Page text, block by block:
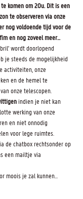
komen om 20u. Dit is een
te observeren via onze
nog voldoende tijd voor de
en nog zoveel meer...
wordt doorlopend
je steeds de mogelijkheid
activiteiten, onze
en de hemel te
onze telescopen.
indien je niet kan
werking van onze
en niet onnodig
voor lege ruimtes.
de chatbox rechtsonder op
een mailtje via
moois je zal kunnen…